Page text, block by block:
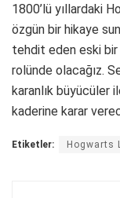
1800’lü yıllardaki
özgün bir hikaye
tehdit eden eski bir
rolünde olacağız.
karanlık büyücüler
kaderine karar
Etiketler: Hogwarts